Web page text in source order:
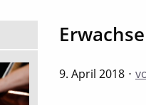
9. April 2018